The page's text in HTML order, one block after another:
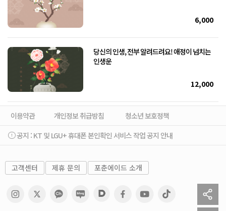
6,000
당신의 인생, 전부 알려드려요! 애정이 넘치는
인생운
12,000
이용약관 개인정보 취급방침
청소년 보호정책
공지 : KT 및 LGU+ 휴대폰 본인확인 서비스 작업 공지 안내
고객센터 제휴 문의 포춘에이드 소개